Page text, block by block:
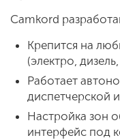
Camkord
Крепится на
(электро,
Работает
диспетчерской
Настройка зон
интерфейс под